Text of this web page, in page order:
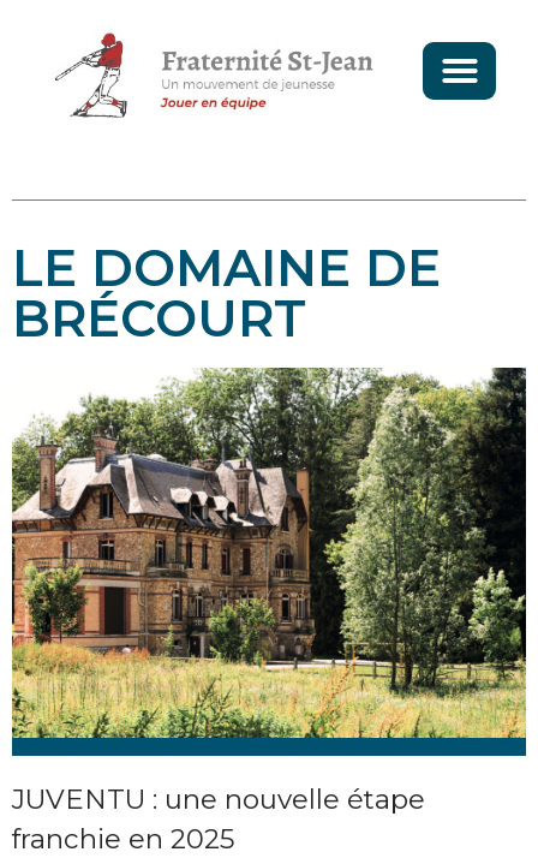
LE DOMAINE DE
BRÉCOURT
LA SOCIÉTÉ MERLAUD
AU DIAPASON DE
L’ALTERNANCE
CHEZ COVELEC, LE
COURANT PASSE BIEN
AVEC L’APPRENTISSAGE
Fête de la Jeunesse 2025
La Fraternité St-Jean
vous invite à la Fête de la
Jeunesse
LE DOMAINE DE
BRÉCOURT
JUVENTU : une nouvelle étape
franchie en 2025